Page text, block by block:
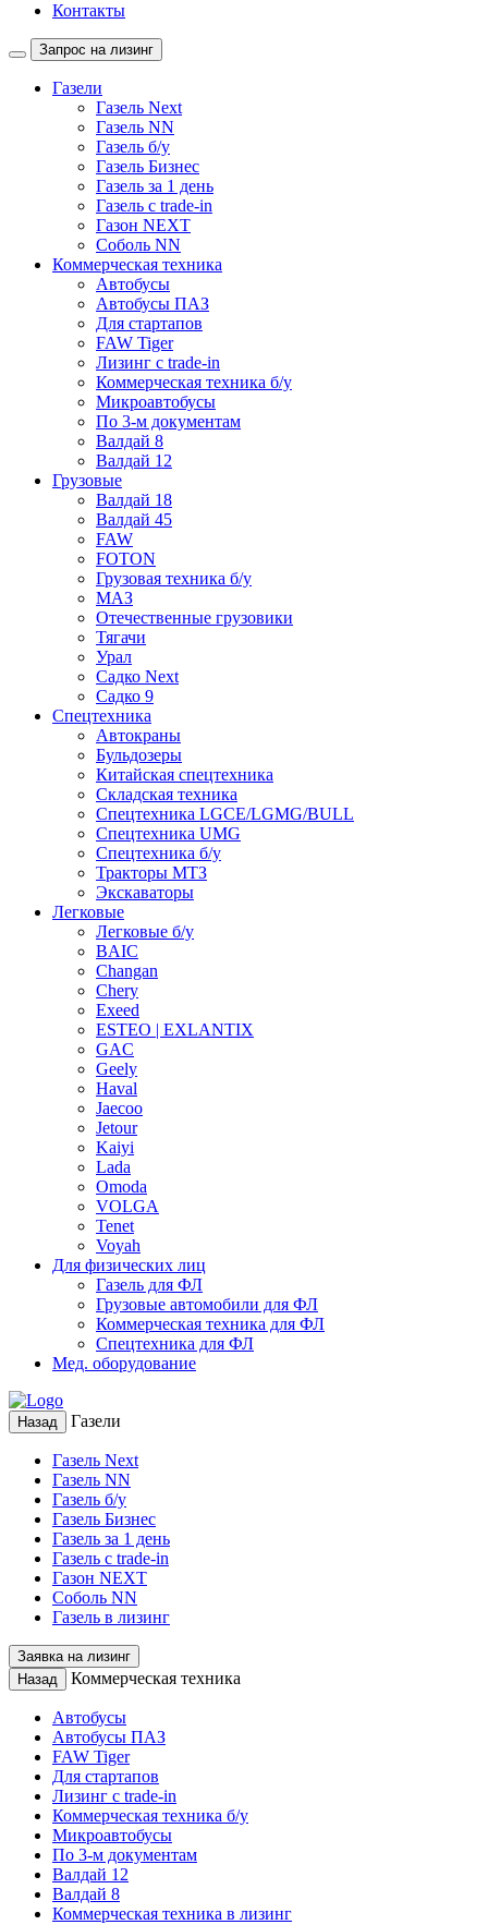
Контакты
Запрос на лизинг
Газели
Газель Next
Газель NN
Газель б/у
Газель Бизнес
Газель за 1 день
Газель с trade-in
Газон NEXT
Соболь NN
Коммерческая техника
Автобусы
Автобусы ПАЗ
Для стартапов
FAW Tiger
Лизинг с trade-in
Коммерческая техника б/у
Микроавтобусы
По 3-м документам
Валдай 8
Валдай 12
Грузовые
Валдай 18
Валдай 45
FAW
FOTON
Грузовая техника б/у
МАЗ
Отечественные грузовики
Тягачи
Урал
Садко Next
Садко 9
Спецтехника
Автокраны
Бульдозеры
Китайская спецтехника
Складская техника
Спецтехника LGCE/LGMG/BULL
Спецтехника UMG
Спецтехника б/у
Тракторы МТЗ
Экскаваторы
Легковые
Легковые б/у
BAIC
Changan
Chery
Exeed
ESTEO | EXLANTIX
GAC
Geely
Haval
Jaecoo
Jetour
Kaiyi
Lada
Omoda
VOLGA
Tenet
Voyah
Для физических лиц
Газель для ФЛ
Грузовые автомобили для ФЛ
Коммерческая техника для ФЛ
Спецтехника для ФЛ
Мед. оборудование
Назад Газели
Газель Next
Газель NN
Газель б/у
Газель Бизнес
Газель за 1 день
Газель с trade-in
Газон NEXT
Соболь NN
Газель в лизинг
Заявка на лизинг
Назад
Коммерческая техника
Автобусы
Автобусы ПАЗ
FAW Tiger
Для стартапов
Лизинг с trade-in
Коммерческая техника б/у
Микроавтобусы
По 3-м документам
Валдай 12
Валдай 8
Коммерческая техника в лизинг